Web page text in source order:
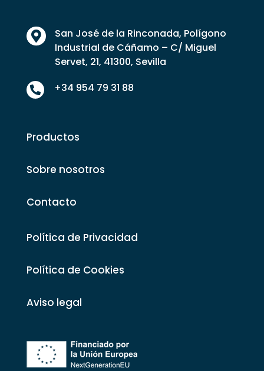

San José de la Rinconada, Polígono
Industrial de Cáñamo – C/ Miguel
Servet, 21, 41300, Sevilla
 +34 954 79 31 88
Productos
Sobre nosotros
Contacto
Política de Privacidad
Política de Cookies
Aviso legal